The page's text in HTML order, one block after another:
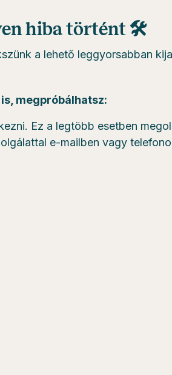
hiba történt 🛠
a lehető leggyorsabban
megpróbálhatsz:
Ez a legtöbb esetben
e-mailben vagy